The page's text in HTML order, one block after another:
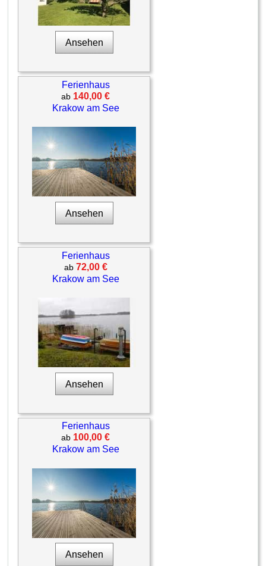
Ansehen
Ferienhaus
ab 140,00 €
Krakow am See
Ansehen
Ferienhaus
ab 72,00 €
Krakow am See
Ansehen
Ferienhaus
ab 100,00 €
Krakow am See
Ansehen